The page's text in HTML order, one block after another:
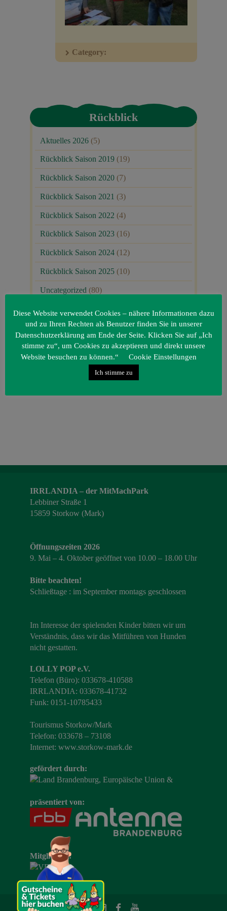
Veranstaltungen
Category:
Rückblick
Aktuelles 2026 (5)
Rückblick Saison 2019 (19)
Rückblick Saison 2020 (7)
Rückblick Saison 2021 (3)
Rückblick Saison 2022 (4)
Rückblick Saison 2023 (16)
Rückblick Saison 2024 (12)
Rückblick Saison 2025 (10)
Uncategorized (80)
Unsere Gäste (1)
IRRLANDIA – der MitMachPark
Lebbiner Straße 1
15859 Storkow (Mark)
Öffnungszeiten 2026
9. Mai – 4. Oktober geöffnet von 10.00 – 18.00 Uhr
Bitte beachten!
Schließtage : im September montags geschlossen
Im Interesse der spielenden Kinder bitten wir um
Verständnis, dass wir das Mitführen von Hunden
nicht gestatten.
LOLLY POP e.V.
Telefon (Büro): 033678-410588
IRRLANDIA: 033678-41732
Funk: 0151-10785433
Tourismus Storkow/Mark
Telefon: 033678 – 73108
Internet: www.storkow-mark.de
gefördert durch:
präsentiert von:
Mitglied im:
Diese Website verwendet Cookies – nähere Informationen dazu
und zu Ihren Rechten als Benutzer finden Sie in unserer
Datenschutzerklärung am Ende der Seite. Klicken Sie auf „Ich
stimme zu“, um Cookies zu akzeptieren und direkt unsere
Website besuchen zu können.“
Cookie Einstellungen
Ich stimme zu